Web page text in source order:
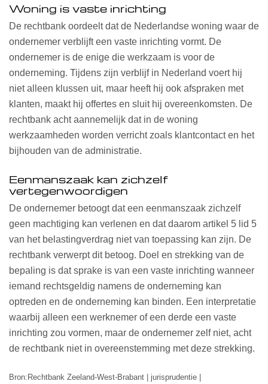
Woning is vaste inrichting
De rechtbank oordeelt dat de Nederlandse woning waar de
ondernemer verblijft een vaste inrichting vormt. De
ondernemer is de enige die werkzaam is voor de
onderneming. Tijdens zijn verblijf in Nederland voert hij
niet alleen klussen uit, maar heeft hij ook afspraken met
klanten, maakt hij offertes en sluit hij overeenkomsten. De
rechtbank acht aannemelijk dat in de woning
werkzaamheden worden verricht zoals klantcontact en het
bijhouden van de administratie.
Eenmanszaak kan zichzelf
vertegenwoordigen
De ondernemer betoogt dat een eenmanszaak zichzelf
geen machtiging kan verlenen en dat daarom artikel 5 lid 5
van het belastingverdrag niet van toepassing kan zijn. De
rechtbank verwerpt dit betoog. Doel en strekking van de
bepaling is dat sprake is van een vaste inrichting wanneer
iemand rechtsgeldig namens de onderneming kan
optreden en de onderneming kan binden. Een interpretatie
waarbij alleen een werknemer of een derde een vaste
inrichting zou vormen, maar de ondernemer zelf niet, acht
de rechtbank niet in overeenstemming met deze strekking.
Bron:Rechtbank Zeeland-West-Brabant | jurisprudentie |